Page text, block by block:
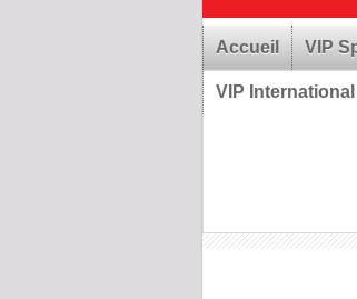
Accueil VIP
VIP International